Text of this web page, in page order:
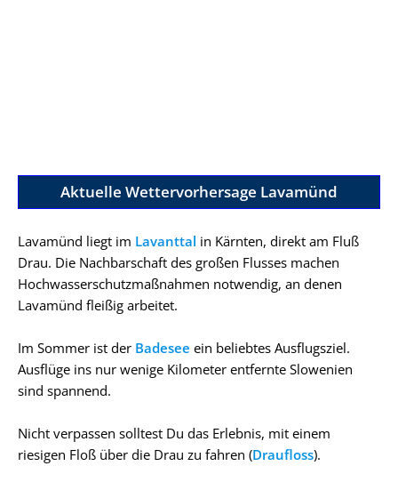
Aktuelle Wettervorhersage Lavamünd
Lavamünd liegt im Lavanttal in Kärnten, direkt am Fluß
Drau. Die Nachbarschaft des großen Flusses machen
Hochwasserschutzmaßnahmen notwendig, an denen
Lavamünd fleißig arbeitet.
Im Sommer ist der Badesee ein beliebtes Ausflugsziel.
Ausflüge ins nur wenige Kilometer entfernte Slowenien
sind spannend.
Nicht verpassen solltest Du das Erlebnis, mit einem
riesigen Floß über die Drau zu fahren (Draufloss).